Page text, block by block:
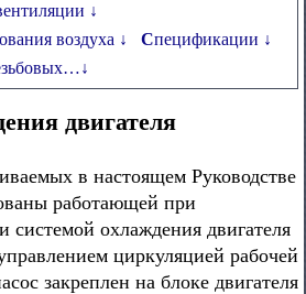
↓
воздуха ↓
Спецификации ↓
двигателя
в настоящем Руководстве
работающей при
системой охлаждения двигателя
циркуляцией рабочей
закреплен на блоке двигателя